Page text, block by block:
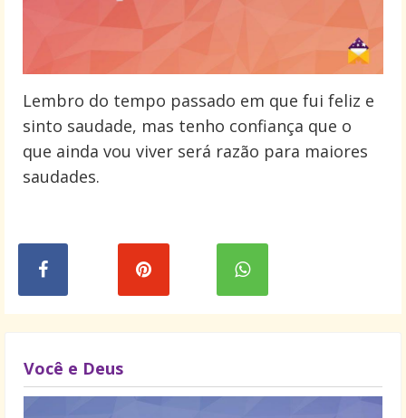
Lembro do tempo passado em que fui feliz e
sinto saudade, mas tenho confiança que o
que ainda vou viver será razão para maiores
saudades.
Você e Deus